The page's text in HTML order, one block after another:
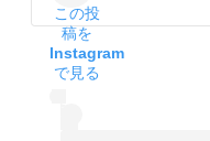
この投
稿を
Instagram
で見る